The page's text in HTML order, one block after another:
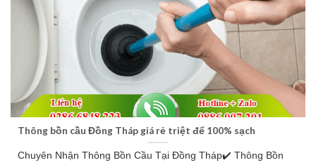
Thông bồn cầu Đồng Tháp giá rẻ triệt để 100% sạch
Chuyên Nhận Thông Bồn Cầu Tại Đồng Tháp✔️ Thông Bồn